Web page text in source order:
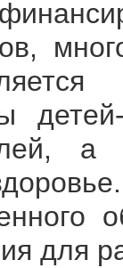
для